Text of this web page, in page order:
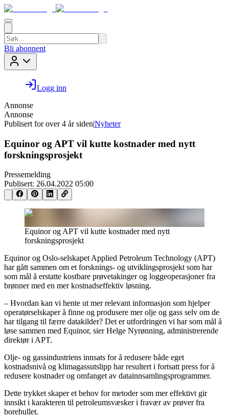
Bli abonnent
Logg inn
Annonse
Annonse
Publisert for over 4 år siden|Nyheter
Equinor og APT vil kutte kostnader med nytt
forskningsprosjekt
Pressemelding
Publisert: 26.04.2022 05:00
Equinor og APT vil kutte kostnader med nytt
forskningsprosjekt
Equinor og Oslo-selskapet Applied Petroleum Technology (APT)
har gått sammen om et forsknings- og utviklingsprosjekt som har
som mål å erstatte kostbare prøvetakinger og loggeoperasjoner fra
brønner med en mer kostnadseffektiv løsning.
– Hvordan kan vi hente ut mer relevant informasjon som hjelper
operatørselskaper å finne og produsere mer olje og gass selv om de
har tilgang til færre datakilder? Det er utfordringen vi har som mål å
løse sammen med Equinor, sier Helge Nyrønning, administrerende
direktør i APT.
Olje- og gassindustriens innsats for å redusere både eget
kostnadsnivå og klimagassutslipp har resultert i fortsatt press for å
redusere kostnader og omfanget av datainnsamlingsprogrammer.
Dette trykket skaper et behov for metoder som mer effektivt gir
innsikt i karakteren til petroleumsvæsker i fravær av prøver fra
borehullet.